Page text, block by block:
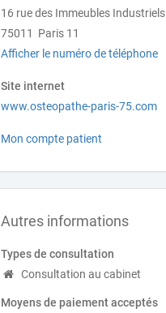
16 rue des Immeubles Industriels
75011 Paris 11
Afficher le numéro de téléphone
Site internet
www.osteopathe-paris-75.com
Mon compte patient
Autres informations
Types de consultation
Consultation au cabinet
Moyens de paiement acceptés